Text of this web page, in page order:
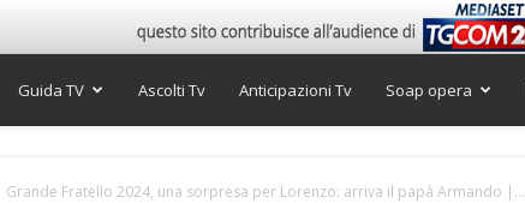
Guida TV Ascolti Tv Anticipazioni Tv Soap opera
Grande Fratello 2024, una sorpresa per Lorenzo: arriva il papà Armando |...